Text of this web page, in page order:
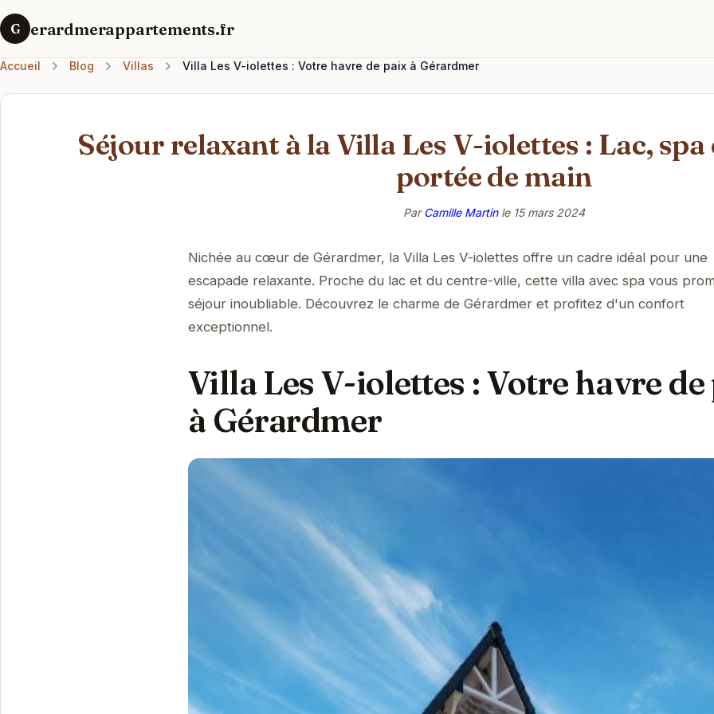
G erardmerappartements.fr
Accueil Blog Villas Villa Les V-iolettes : Votre havre de paix à Gérardmer
Séjour relaxant à la Villa Les V-iolettes : Lac,
portée de main
ParCamille Martinle 15 mars 2024
Nichée au cœur de Gérardmer, la Villa Les V-iolettes offre un cadre idéal pour une
escapade relaxante. Proche du lac et du centre-ville, cette villa avec spa vous
séjour inoubliable. Découvrez le charme de Gérardmer et profitez d'un confort
exceptionnel.
Villa Les V-iolettes : Votre havre
à Gérardmer